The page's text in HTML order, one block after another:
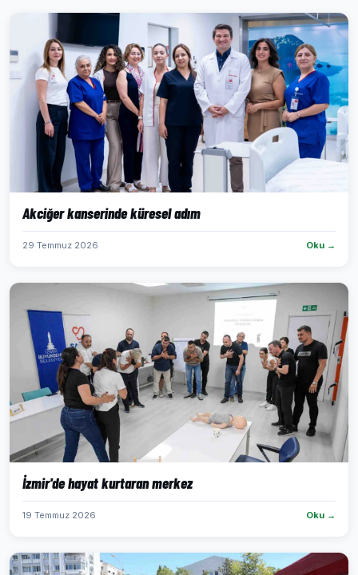
Akciğer kanserinde küresel adım
29 Temmuz 2026 Oku →
İzmir'de hayat kurtaran merkez
19 Temmuz 2026 Oku →